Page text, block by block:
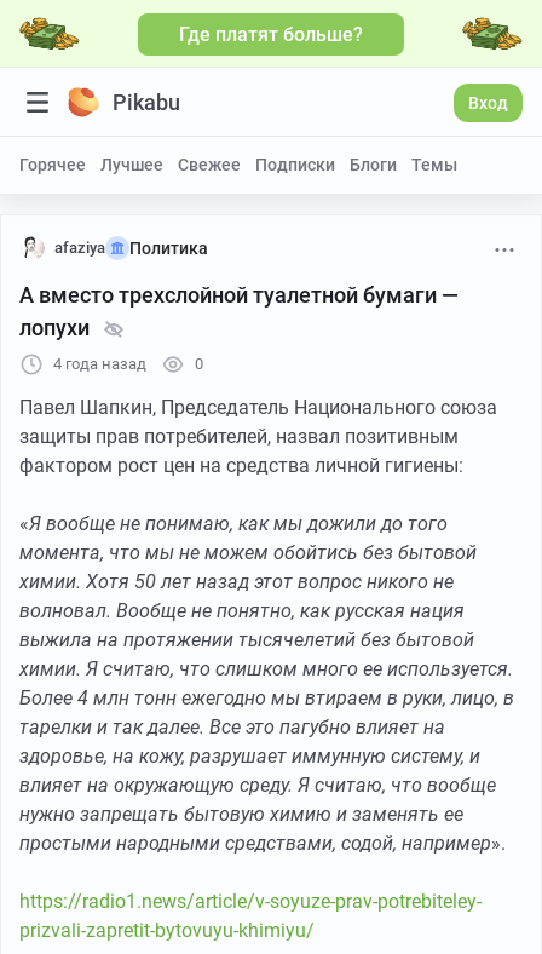
Где платят больше?
Pikabu Вход
Горячее Лучшее Свежее Подписки Блоги Темы
afaziya Политика
А вместо трехслойной туалетной бумаги —
лопухи
4 года назад 0
Павел Шапкин, Председатель Национального союза
защиты прав потребителей, назвал позитивным
фактором рост цен на средства личной гигиены:
«Я вообще не понимаю, как мы дожили до того
момента, что мы не можем обойтись без бытовой
химии. Хотя 50 лет назад этот вопрос никого не
волновал. Вообще не понятно, как русская нация
выжила на протяжении тысячелетий без бытовой
химии. Я считаю, что слишком много ее используется.
Более 4 млн тонн ежегодно мы втираем в руки, лицо, в
тарелки и так далее. Все это пагубно влияет на
здоровье, на кожу, разрушает иммунную систему, и
влияет на окружающую среду. Я считаю, что вообще
нужно запрещать бытовую химию и заменять ее
простыми народными средствами, содой, например».
https://radio1.news/article/v-soyuze-prav-potrebiteley-
prizvali-zapretit-bytovuyu-khimiyu/